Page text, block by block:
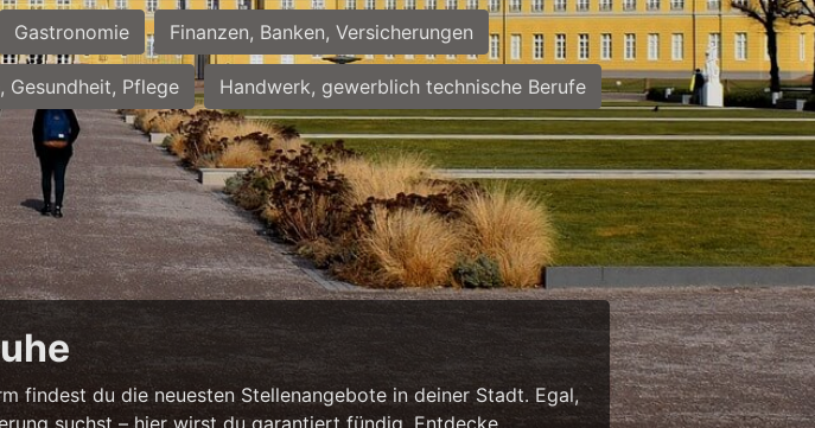
Gastronomie Finanzen, Banken, Versicherungen
Gesundheit, Pflege Handwerk, gewerblich technische Berufe
findest du die neuesten Stellenangebote in deiner Stadt. Egal,